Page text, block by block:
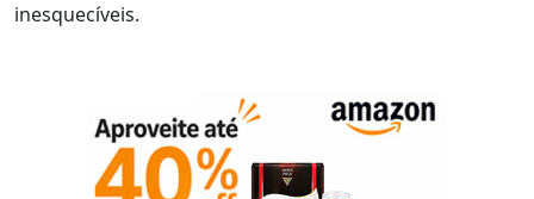
inesquecíveis.